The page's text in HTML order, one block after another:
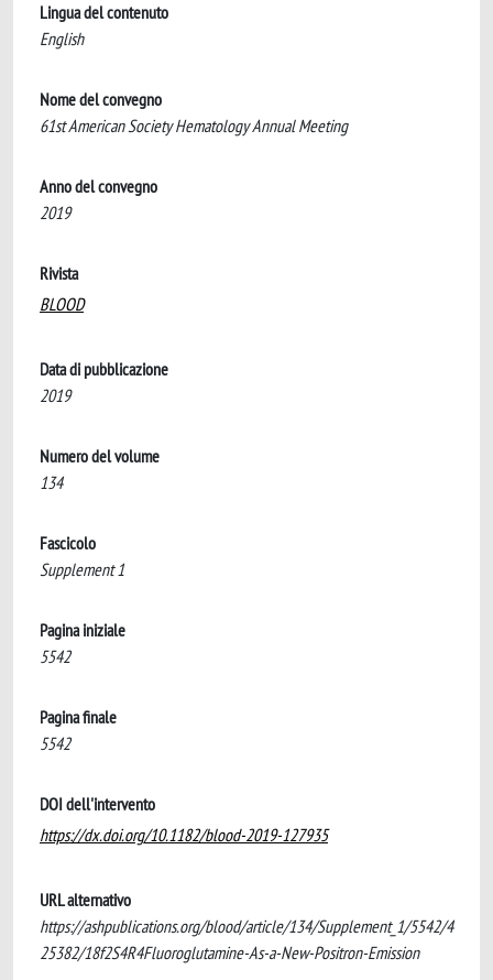
Lingua del contenuto
English
Nome del convegno
61st American Society Hematology Annual Meeting
Anno del convegno
2019
Rivista
BLOOD
Data di pubblicazione
2019
Numero del volume
134
Fascicolo
Supplement 1
Pagina iniziale
5542
Pagina finale
5542
DOI dell'intervento
https://dx.doi.org/10.1182/blood-2019-127935
URL alternativo
https://ashpublications.org/blood/article/134/Supplement_1/5542/4
25382/18f2S4R4Fluoroglutamine-As-a-New-Positron-Emission